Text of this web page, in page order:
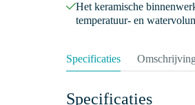
Het keramische
temperatuur- en
Specificaties
Specificaties